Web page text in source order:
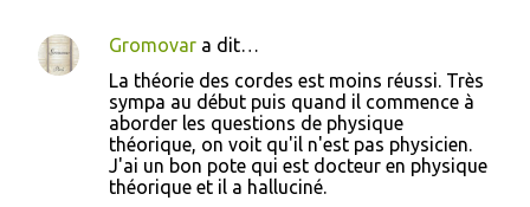
Gromovar a dit…
La théorie des cordes est moins réussi. Très
sympa au début puis quand il commence à
aborder les questions de physique
théorique, on voit qu'il n'est pas physicien.
J'ai un bon pote qui est docteur en physique
théorique et il a halluciné.